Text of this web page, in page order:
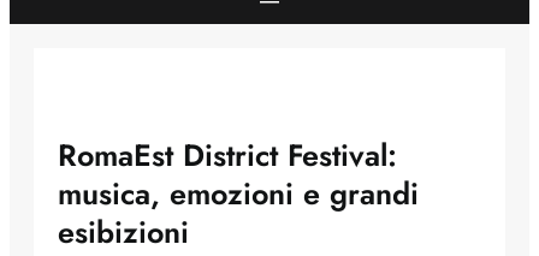
RomaEst District Festival:
musica, emozioni e grandi
esibizioni